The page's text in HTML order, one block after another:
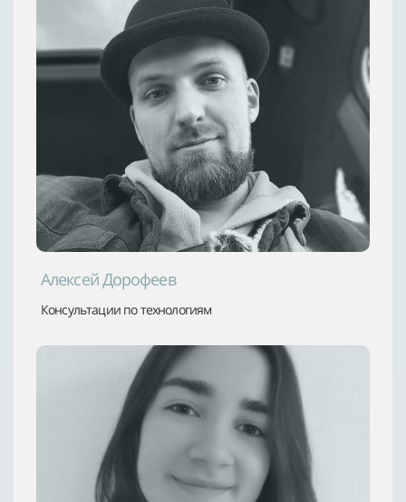
Алексей Дорофеев
Консультации по технологиям